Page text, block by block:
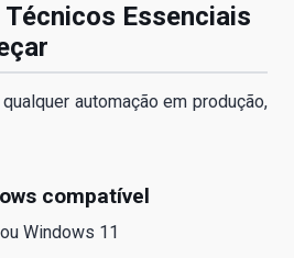
Essenciais
automação em produção,
compatível
Windows 11